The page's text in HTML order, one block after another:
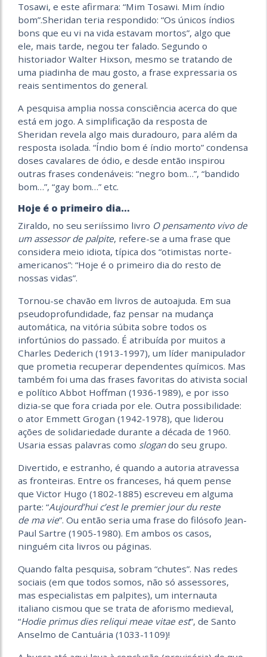
Tosawi, e este afirmara: “Mim Tosawi. Mim índio
bom”.Sheridan teria respondido: “Os únicos índios
bons que eu vi na vida estavam mortos”, algo que
ele, mais tarde, negou ter falado. Segundo o
historiador Walter Hixson, mesmo se tratando de
uma piadinha de mau gosto, a frase expressaria os
reais sentimentos do general.
A pesquisa amplia nossa consciência acerca do que
está em jogo. A simplificação da resposta de
Sheridan revela algo mais duradouro, para além da
resposta isolada. “Índio bom é índio morto” condensa
doses cavalares de ódio, e desde então inspirou
outras frases condenáveis: “negro bom…”, “bandido
bom…”, “gay bom…” etc.
Hoje é o primeiro dia…
Ziraldo, no seu seriíssimo livro O pensamento vivo de
um assessor de palpite, refere-se a uma frase que
considera meio idiota, típica dos “otimistas norte-
americanos”: “Hoje é o primeiro dia do resto de
nossas vidas”.
Tornou-se chavão em livros de autoajuda. Em sua
pseudoprofundidade, faz pensar na mudança
automática, na vitória súbita sobre todos os
infortúnios do passado. É atribuída por muitos a
Charles Dederich (1913-1997), um líder manipulador
que prometia recuperar dependentes químicos. Mas
também foi uma das frases favoritas do ativista social
e político Abbot Hoffman (1936-1989), e por isso
dizia-se que fora criada por ele. Outra possibilidade:
o ator Emmett Grogan (1942-1978), que liderou
ações de solidariedade durante a década de 1960.
Usaria essas palavras como slogando seu grupo.
Divertido, e estranho, é quando a autoria atravessa
as fronteiras. Entre os franceses, há quem pense
que Victor Hugo (1802-1885) escreveu em alguma
parte: “Aujourd’hui c’est le premier jour du reste
de ma vie”. Ou então seria uma frase do filósofo Jean-
Paul Sartre (1905-1980). Em ambos os casos,
ninguém cita livros ou páginas.
Quando falta pesquisa, sobram “chutes”. Nas redes
sociais (em que todos somos, não só assessores,
mas especialistas em palpites), um internauta
italiano cismou que se trata de aforismo medieval,
“Hodie primus dies reliqui meae vitae est”, de Santo
Anselmo de Cantuária (1033-1109)!